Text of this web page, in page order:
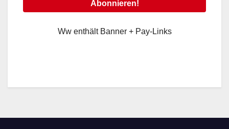
Ww enthält Banner + Pay-Links